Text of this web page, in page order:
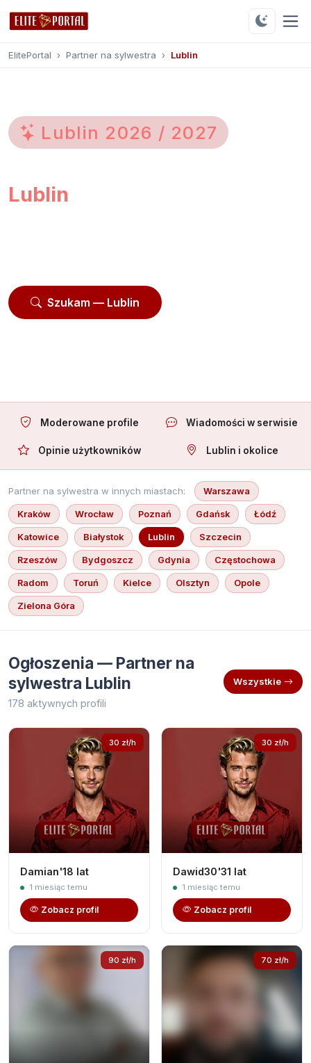
ElitePortal › Partner na sylwestra › Lublin
Lublin 2026 / 2027
Lublin
Szukam — Lublin
Moderowane profile Wiadomości w serwisie
Opinie użytkowników Lublin i okolice
Partner na sylwestra w innych miastach: Warszawa
Kraków Wrocław Poznań Gdańsk Łódź
Katowice Białystok Lublin Szczecin
Rzeszów Bydgoszcz Gdynia Częstochowa
Radom Toruń Kielce Olsztyn Opole
Zielona Góra
Ogłoszenia — Partner na
sylwestra Lublin
178 aktywnych profili
Wszystkie
30 zł/h
Damian'18 lat
1 miesiąc temu
Zobacz profil
30 zł/h
Dawid30'31 lat
1 miesiąc temu
Zobacz profil
90 zł/h 70 zł/h